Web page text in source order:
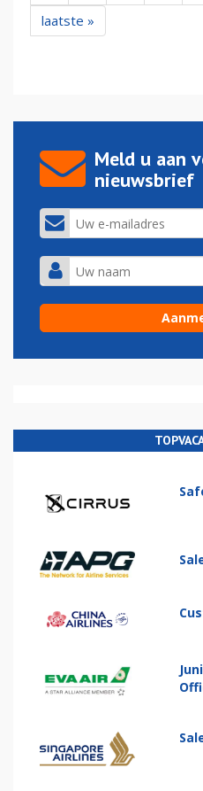
laatste »
Meld u aan
nieuwsbrief